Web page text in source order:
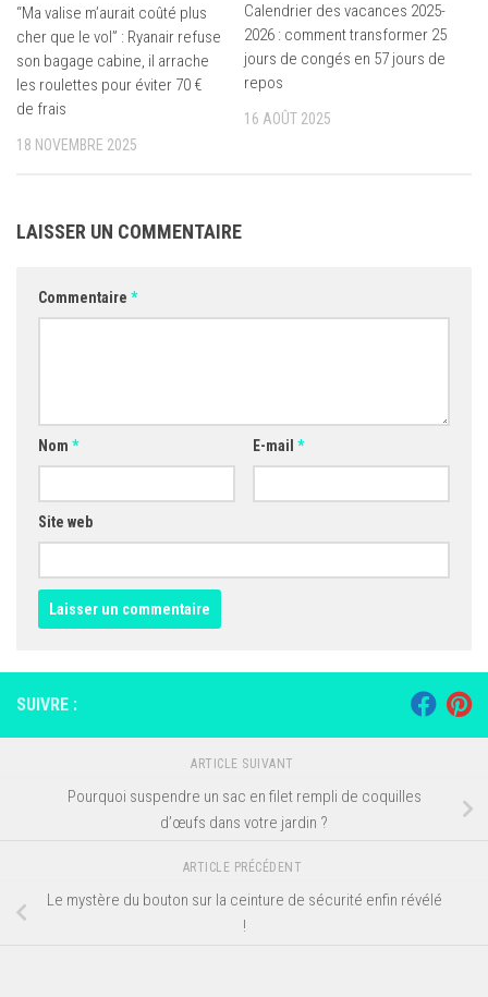
“Ma valise m’aurait coûté plus
cher que le vol” : Ryanair refuse
son bagage cabine, il arrache
les roulettes pour éviter 70 €
de frais
18 NOVEMBRE 2025
Calendrier des vacances 2025-
2026 : comment transformer 25
jours de congés en 57 jours de
repos
16 AOÛT 2025
LAISSER UN COMMENTAIRE
Commentaire *
Nom * E-mail *
Site web
SUIVRE :
ARTICLE SUIVANT
Pourquoi suspendre un sac en filet rempli de coquilles
d’œufs dans votre jardin ?
ARTICLE PRÉCÉDENT
Le mystère du bouton sur la ceinture de sécurité enfin révélé
!